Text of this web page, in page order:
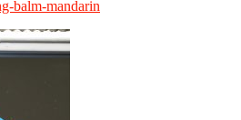
balm-mandarin